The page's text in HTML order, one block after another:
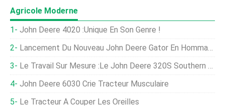
Agricole Moderne
John Deere 4020 :unique En Son Genre !
Lancement Du Nouveau John Deere Gator En Hommage Aux Anciens Combattants
Le Travail Sur Mesure :le John Deere 320S Southern Special
John Deere 6030 Crie Tracteur Musculaire
Le Tracteur À Couper Les Oreilles